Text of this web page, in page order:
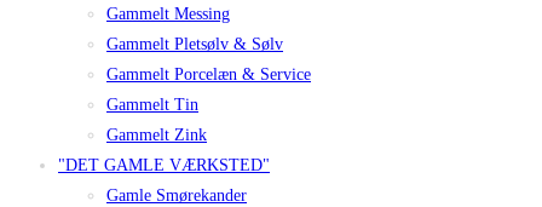
Gammelt Messing
Gammelt Pletsølv & Sølv
Gammelt Porcelæn & Service
Gammelt Tin
Gammelt Zink
"DET GAMLE VÆRKSTED"
Gamle Smørekander